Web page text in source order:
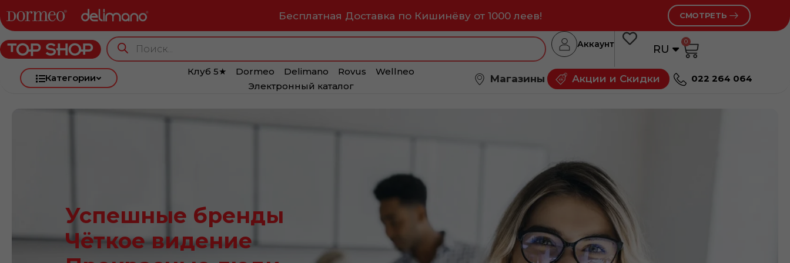
Бесплатная Доставка по Кишинёву от 1000 леев! СМОТРЕТЬ
Аккаунт RU
RO
0
Категории
Клуб 5★ Dormeo Delimano Rovus
Wellneo
Электронный каталог
Магазины Акции и Скидки 022 264 064
Успешные бренды
Чёткое видение